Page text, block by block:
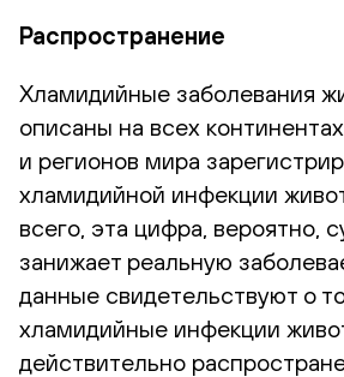
Распространение
Хламидийные заболевания
описаны на всех
и регионов мира
хламидийной инфекции
всего, эта цифра, вероятно,
занижает реальную
данные свидетельствуют о
хламидийные инфекции
действительно